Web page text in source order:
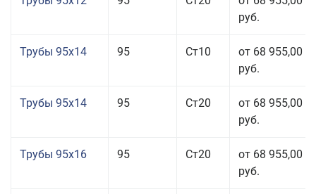
руб.
Трубы 95x14 95 Ст10
от 68 955,00
руб.
Трубы 95x14 95 Ст20
от 68 955,00
руб.
Трубы 95x16 95 Ст20
от 68 955,00
руб.